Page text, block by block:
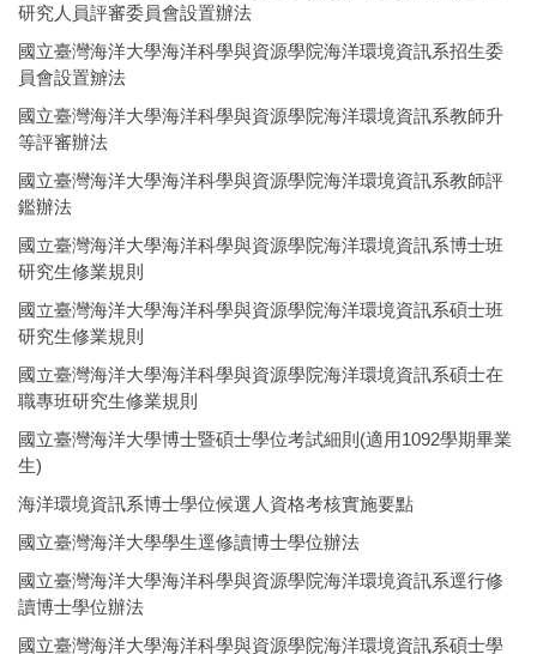
研究人員評審委員會設置辦法
國立臺灣海洋大學海洋科學與資源學院海洋環境資訊系招生委
員會設置辧法
國立臺灣海洋大學海洋科學與資源學院海洋環境資訊系教師升
等評審辦法
國立臺灣海洋大學海洋科學與資源學院海洋環境資訊系教師評
鑑辦法
國立臺灣海洋大學海洋科學與資源學院海洋環境資訊系博士班
研究生修業規則
國立臺灣海洋大學海洋科學與資源學院海洋環境資訊系碩士班
研究生修業規則
國立臺灣海洋大學海洋科學與資源學院海洋環境資訊系碩士在
職專班研究生修業規則
國立臺灣海洋大學博士暨碩士學位考試細則(適用1092學期畢業
生)
海洋環境資訊系博士學位候選人資格考核實施要點
國立臺灣海洋大學學生逕修讀博士學位辦法
國立臺灣海洋大學海洋科學與資源學院海洋環境資訊系逕行修
讀博士學位辦法
國立臺灣海洋大學海洋科學與資源學院海洋環境資訊系碩士學